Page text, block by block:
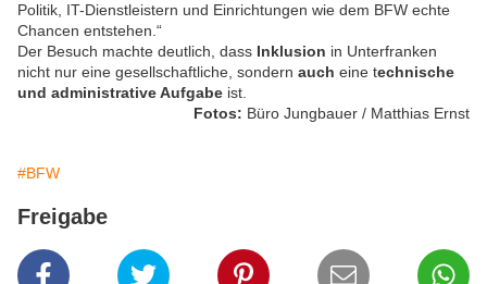
Politik, IT-Dienstleistern und Einrichtungen wie dem BFW echte
Chancen entstehen.“
Der Besuch machte deutlich, dass Inklusion in Unterfranken
nicht nur eine gesellschaftliche, sondern auch eine technische
und administrative Aufgabe ist.
Fotos: Büro Jungbauer / Matthias Ernst
#BFW
Freigabe